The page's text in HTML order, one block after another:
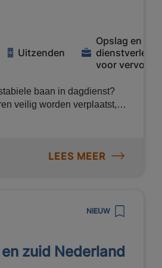
Uitzenden
Opslag en
dienstverlening
voor vervoer
baan in dagdienst?
veilig worden verplaatst,
voor een bedrijf in
soepel te laten verlopen
LEES MEER
NIEUW
zuid Nederland